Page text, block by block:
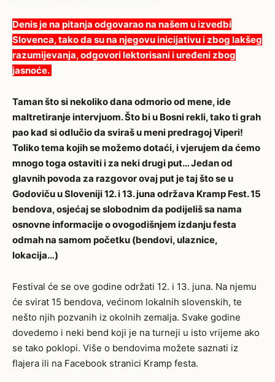
Denis je na pitanja odgovarao na našem u izvedbi
Slovenca, tako da su na njegovu inicijativu i zbog lakšeg
razumijevanja, odgovori lektorisani i uređeni zbog
jasnoće.
Taman što si nekoliko dana odmorio od mene, ide
maltretiranje intervjuom. Što bi u Bosni rekli, tako ti grah
pao kad si odlučio da sviraš u meni predragoj Viperi!
Toliko tema kojih se možemo dotaći, i vjerujem da ćemo
mnogo toga ostaviti i za neki drugi put… Jedan od
glavnih povoda za razgovor ovaj put je taj što se u
Godoviču u Sloveniji 12. i 13. juna održava Kramp Fest. 15
bendova, osjećaj se slobodnim da podijeliš sa nama
osnovne informacije o ovogodišnjem izdanju festa
odmah na samom početku (bendovi, ulaznice,
lokacija…)
Festival će se ove godine održati 12. i 13. juna. Na njemu
će svirat 15 bendova, većinom lokalnih slovenskih, te
nešto njih pozvanih iz okolnih zemalja. Svake godine
dovedemo i neki bend koji je na turneji u isto vrijeme ako
se tako poklopi. Više o bendovima možete saznati iz
flajera ili na Facebook stranici Kramp festa.